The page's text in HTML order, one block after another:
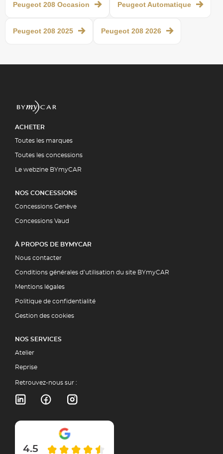
Peugeot 208 Occasion Peugeot Automatique
Peugeot 208 2025 Peugeot 208 2026
ACHETER
Toutes les marques
Toutes les concessions
Le webzine BYmyCAR
NOS CONCESSIONS
Concessions Genève
Concessions Vaud
À PROPOS DE BYMYCAR
Nous contacter
Conditions générales d’utilisation du site BYmyCAR
Mentions légales
Politique de confidentialité
Gestion des cookies
NOS SERVICES
Atelier
Reprise
Retrouvez-nous sur :
4.5